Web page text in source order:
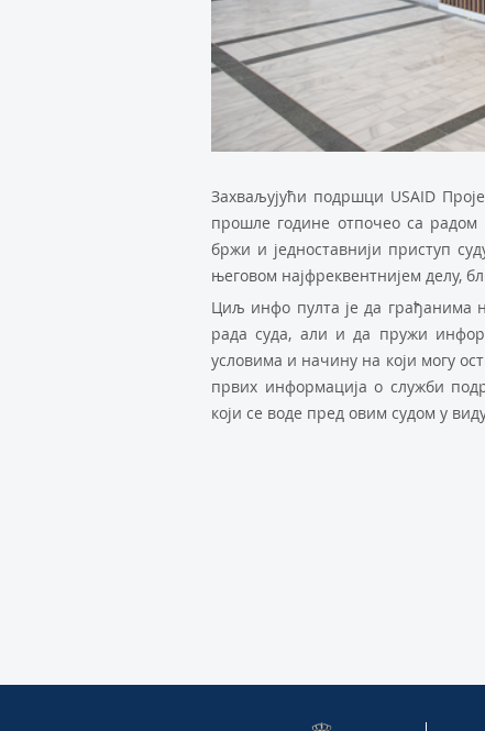
Захваљујући подршци USAID
прошле године отпочео са радом
бржи и једноставнији приступ
његовом најфреквентнијем делу,
Циљ инфо пулта је да грађанима
рада суда, али и да пружи
условима и начину на који могу
првих информација о служби
који се воде пред овим судом у